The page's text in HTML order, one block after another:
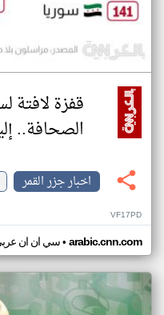
قفزة
الصحافة..
اخبار جزر القمر
VF17PD
سي ان ان• arabic.cnn.com